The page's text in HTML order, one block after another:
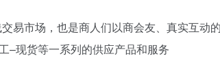
易市场，也是商人们以商会友、真实互动
–现货等一系列的供应产品和服务